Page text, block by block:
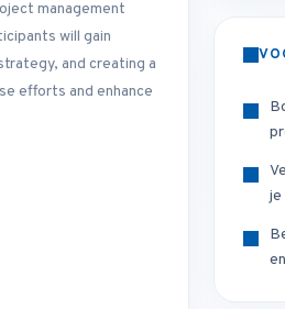
management
will gain
and creating a
efforts and enhance
je